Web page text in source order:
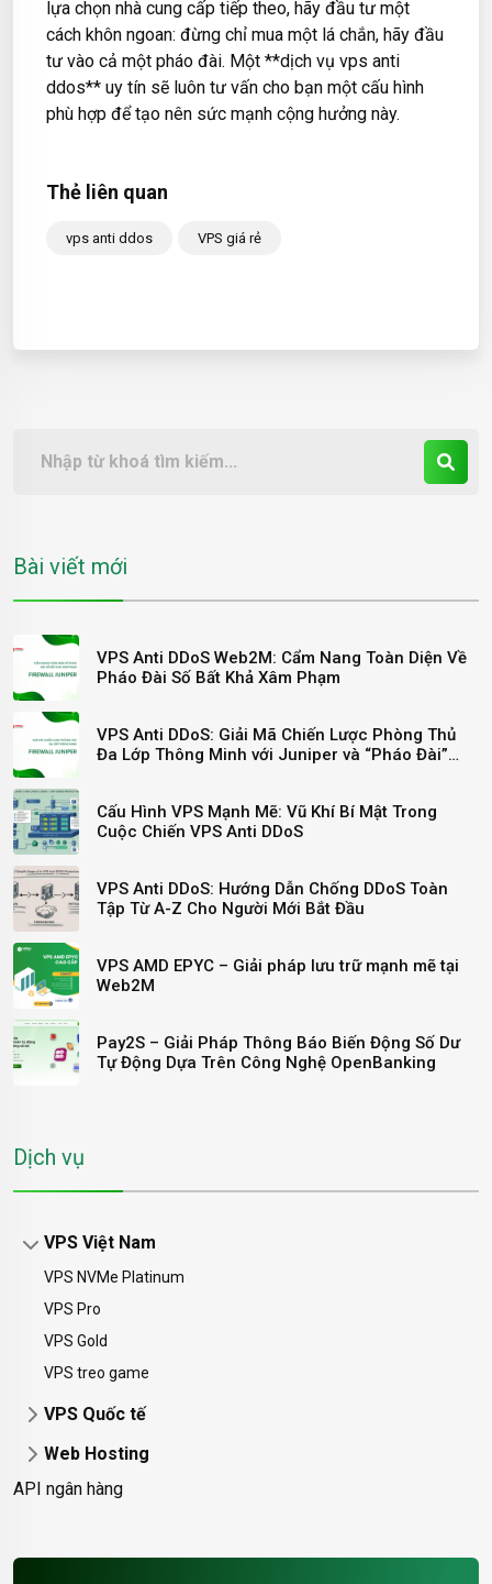
lựa chọn nhà cung cấp tiếp theo, hãy đầu tư một
cách khôn ngoan: đừng chỉ mua một lá chắn, hãy đầu
tư vào cả một pháo đài. Một **dịch vụ vps anti
ddos** uy tín sẽ luôn tư vấn cho bạn một cấu hình
phù hợp để tạo nên sức mạnh cộng hưởng này.
Thẻ liên quan
vps anti ddos VPS giá rẻ
Bài viết mới
VPS Anti DDoS Web2M: Cẩm Nang Toàn Diện Về
Pháo Đài Số Bất Khả Xâm Phạm
VPS Anti DDoS: Giải Mã Chiến Lược Phòng Thủ
Đa Lớp Thông Minh với Juniper và “Pháo Đài”
Cấu Hình VPS Mạnh Mẽ: Vũ Khí Bí Mật Trong
Cuộc Chiến VPS Anti DDoS
VPS Anti DDoS: Hướng Dẫn Chống DDoS Toàn
Tập Từ A-Z Cho Người Mới Bắt Đầu
VPS AMD EPYC – Giải pháp lưu trữ mạnh mẽ tại
Web2M
Pay2S – Giải Pháp Thông Báo Biến Động Số Dư
Tự Động Dựa Trên Công Nghệ OpenBanking
Dịch vụ
VPS Việt Nam
VPS NVMe Platinum
VPS Pro
VPS Gold
VPS treo game
VPS Quốc tế
Web Hosting
API ngân hàng